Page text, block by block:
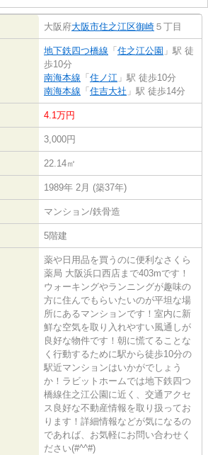
大阪府大阪市住之江区御崎 ５丁目
地下鉄四つ橋線 「 住之江公園 」駅 徒
歩10分
南海本線 「 住ノ江 」駅 徒歩10分
南海本線 「 住吉大社 」駅 徒歩14分
4.1万円
3,000円
22.14㎡
1989年 2月 (築37年)
マンション/鉄骨造
5階建
薬や日用品を買うのに便利なさくら
薬局 大阪浜口西店まで403mです！
ウォーキングやランニングが趣味の
方に住んでもらいたいのが平坦な場
所にあるマンションです！室内に新
鮮な空気を取り入れやすい風通しが
良好な物件です！朝に慌てることな
く行動するために駅から徒歩10分の
駅近マンションはいかがでしょう
か！ラビットホームでは地下鉄四つ
橋線住之江公園に近く、交通アクセ
ス良好な不動産情報を取り扱ってお
ります！詳細情報などが気になるの
であれば、お気軽にお問い合わせく
ださい(#^^#)